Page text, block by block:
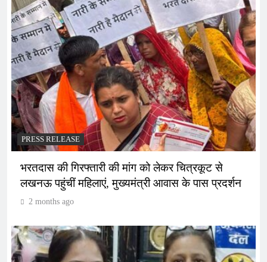
PRESS RELEASE
भरतदास की गिरफ्तारी की मांग को लेकर चित्रकूट से
लखनऊ पहुंचीं महिलाएं, मुख्यमंत्री आवास के पास प्रदर्शन
2 months ago